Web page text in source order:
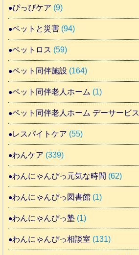
ぴっぴケア (9)
ペットと災害 (94)
ペットロス (59)
ペット同伴施設 (164)
ペット同伴老人ホーム (1)
ペット同伴老人ホーム デーサービス
レスパイトケア (55)
わんケア (339)
わんにゃんぴっ元気な時間 (62)
わんにゃんぴっ図書館 (1)
わんにゃんぴっ塾 (1)
わんにゃんぴっ相談室 (131)